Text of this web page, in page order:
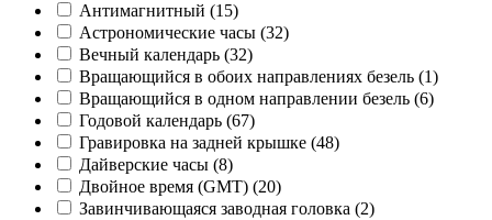
Антимагнитный (15)
Астрономические часы (32)
Вечный календарь (32)
Вращающийся в обоих направлениях безель (1)
Вращающийся в одном направлении безель (6)
Годовой календарь (67)
Гравировка на задней крышке (48)
Дайверские часы (8)
Двойное время (GMT) (20)
Завинчивающаяся заводная головка (2)